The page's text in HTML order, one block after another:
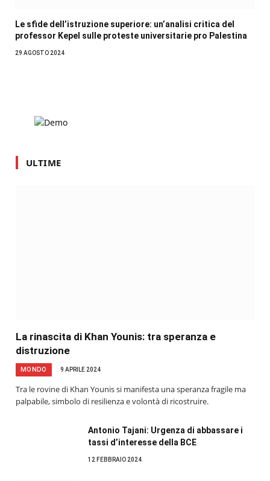
Le sfide dell’istruzione superiore: un’analisi critica del
professor Kepel sulle proteste universitarie pro Palestina
29 AGOSTO 2024
ULTIME
La rinascita di Khan Younis: tra speranza e
distruzione
MONDO 9 APRILE 2024
Tra le rovine di Khan Younis si manifesta una speranza fragile ma
palpabile, simbolo di resilienza e volontà di ricostruire.
Antonio Tajani: Urgenza di abbassare i
tassi d’interesse della BCE
12 FEBBRAIO 2024